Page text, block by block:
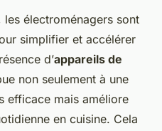
les électroménagers sont
simplifier et accélérer
d’appareils de
non seulement à une
efficace mais améliore
en cuisine. Cela